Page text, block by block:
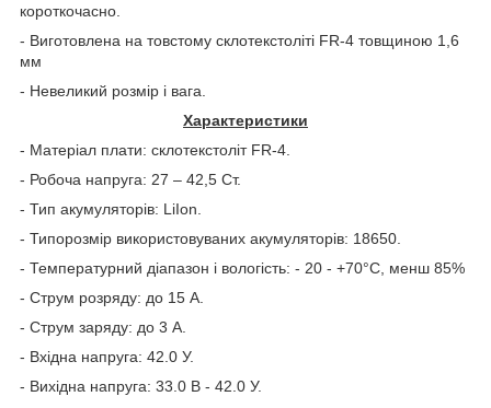
короткочасно.
- Виготовлена на товстому склотекстоліті FR-4 товщиною 1,6
мм
- Невеликий розмір і вага.
Характеристики
- Матеріал плати: склотекстоліт FR-4.
- Робоча напруга: 27 – 42,5 Ст.
- Тип акумуляторів: LiIon.
- Типорозмір використовуваних акумуляторів: 18650.
- Температурний діапазон і вологість: - 20 - +70°C, менш 85%
- Струм розряду: до 15 А.
- Струм заряду: до 3 А.
- Вхідна напруга: 42.0 У.
- Вихідна напруга: 33.0 В - 42.0 У.